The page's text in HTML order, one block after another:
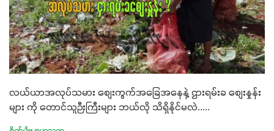
လယ်ယာအလုပ်သမား စျေးကွက်အခြေအနေနဲ့ ဌားရမ်းခ စျေးနှုန်း
များ ကို တောင်သူဉီးကြီးများ ဘယ်လို သိရှိနိုင်မလဲ.....